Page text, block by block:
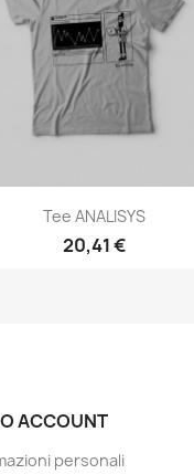
Anteprima
Tee ANALISYS
20,41 €
ACCOUNT
personali